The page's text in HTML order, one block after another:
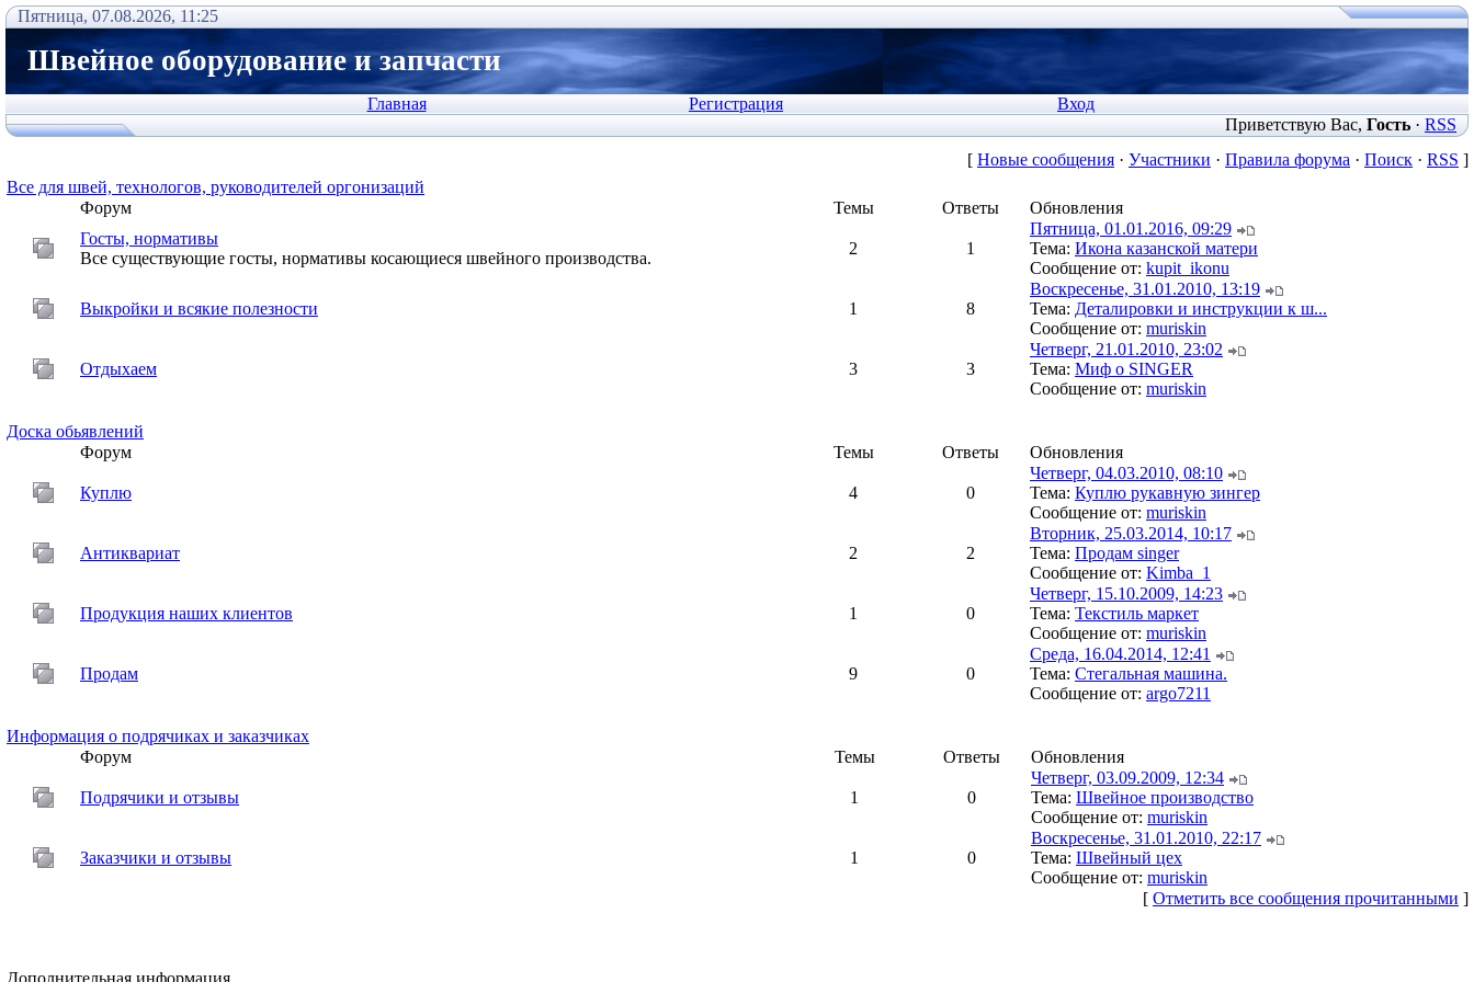
Пятница, 07.08.2026, 11:25
Швейное оборудование и запчасти
Главная Регистрация
Вход
Приветствую Вас, Гость· RSS
[ Новые сообщения · Участники · Правила форума · Поиск · RSS ]
Все для швей, технологов, руководителей оргонизаций
Форум
Темы Ответы
Обновления
Госты, нормативы
Все существующие госты, нормативы косающиеся швейного производства.
2 1
Пятница, 01.01.2016, 09:29
Тема: Икона казанской матери
Сообщение от: kupit_ikonu
Выкройки и всякие полезности 1 8
Воскресенье, 31.01.2010, 13:19
Тема: Деталировки и инструкции к ш...
Сообщение от: muriskin
Отдыхаем 3 3
Четверг, 21.01.2010, 23:02
Тема: Миф о SINGER
Сообщение от: muriskin
Доска обьявлений
Форум
Темы Ответы Обновления
Куплю 4 0
Четверг, 04.03.2010, 08:10
Тема: Куплю рукавную зингер
Сообщение от: muriskin
Антиквариат 2 2
Вторник, 25.03.2014, 10:17
Тема: Продам singer
Сообщение от: Kimba_1
Продукция наших клиентов 1 0
Четверг, 15.10.2009, 14:23
Тема: Текстиль маркет
Сообщение от: muriskin
Продам 9 0
Среда, 16.04.2014, 12:41
Тема: Cтегальная машина.
Сообщение от: argo7211
Информация о подрячиках и заказчиках
Форум
Темы Ответы Обновления
Подрячики и отзывы 1 0
Четверг, 03.09.2009, 12:34
Тема: Швейное производство
Сообщение от: muriskin
Заказчики и отзывы 1 0
Воскресенье, 31.01.2010, 22:17
Тема: Швейный цех
Сообщение от: muriskin
[ Отметить все сообщения прочитанными ]
Дополнительная информация